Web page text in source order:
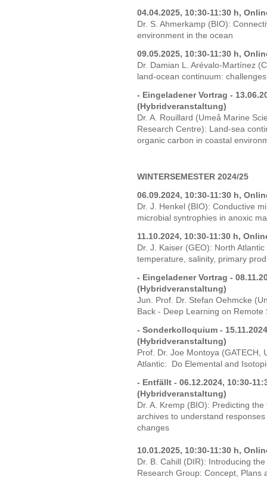
04.04.2025, 10:30-11:30 h,
Dr. S. Ahmerkamp (BIO):
environment in the ocean
09.05.2025, 10:30-11:30 h,
Dr. Damian L. Arévalo-Martínez
land-ocean continuum:
- Eingeladener Vortrag -
(Hybridveranstaltung)
Dr. A. Rouillard (Umeå Marine
Research Centre): Land-sea
organic carbon in coastal
WINTERSEMESTER 2024/25
06.09.2024, 10:30-11:30 h,
Dr. J. Henkel (BIO): Conductive
microbial syntrophies in anoxic
11.10.2024, 10:30-11:30 h,
Dr. J. Kaiser (GEO): North
temperature, salinity, primary
- Eingeladener Vortrag -
(Hybridveranstaltung)
Jun. Prof. Dr. Stefan Oehmcke
Back - Deep Learning on
- Sonderkolloquium -
(Hybridveranstaltung)
Prof. Dr. Joe Montoya (GATECH,
Atlantic: Do Elemental and
- Entfällt - 06.12.2024, 10:30-
(Hybridveranstaltung)
Dr. A. Kremp (BIO): Predicting
archives to understand
changes
10.01.2025, 10:30-11:30 h,
Dr. B. Cahill (DIR): Introducing
Research Group: Concept, Plans